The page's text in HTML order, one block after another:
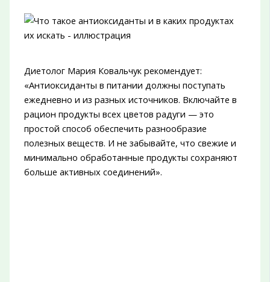
Диетолог Мария Ковальчук рекомендует:
«Антиоксиданты в питании должны поступать
ежедневно и из разных источников. Включайте в
рацион продукты всех цветов радуги — это
простой способ обеспечить разнообразие
полезных веществ. И не забывайте, что свежие и
минимально обработанные продукты сохраняют
больше активных соединений».